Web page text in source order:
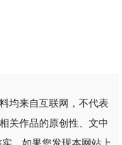
均来自互联网，不代表
关作品的原创性、文中